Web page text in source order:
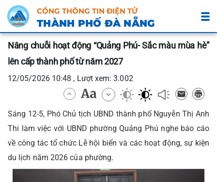
CỔNG THÔNG TIN ĐIỆN TỬ
THÀNH PHỐ ĐÀ NẴNG
Nâng chuỗi hoạt động “Quảng Phú- Sắc màu mùa hè”
lên cấp thành phố từ năm 2027
12/05/2026 10:48 , Lượt xem: 3.002
Sáng 12-5, Phó Chủ tịch UBND thành phố Nguyễn Thị Anh
Thi làm việc với UBND phường Quảng Phú nghe báo cáo
về công tác tổ chức Lễ hội biển và các hoạt động, sự kiện
du lịch năm 2026 của phường.